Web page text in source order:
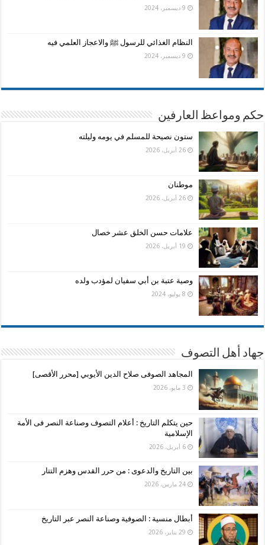
9 ديسمبر، 2024
النظام الغذائي للرسول ﷺ والاعجاز العلمي فيه
9 ديسمبر، 2024
حكم ومواعظ العارفين
ستون نصيحة للمسلم في يومه وليلته
26 أبريل، 2026
موطنان
26 أبريل، 2026
علامات حسن الخلق عشر خصال
19 أبريل، 2026
وصية عتبة بن أبي سفيان لمؤدب ولده
8 يوليو، 2024
جهاد أهل التصوف
المجاهد الصوفى صلاح الدين الأيوبي [محرر الأقصى]
3 مايو، 2026
حين يتكلم التاريخ : أعلام التصوف وصناعة النصر فى الأمة
الإسلامية
6 أبريل، 2026
بين التاريخ والدعوى : من حرر القدس وهزم التتار
24 مارس، 2026
أبطال منسية : الصوفية وصناعة النصر عبر التاريخ
29 يناير، 2026